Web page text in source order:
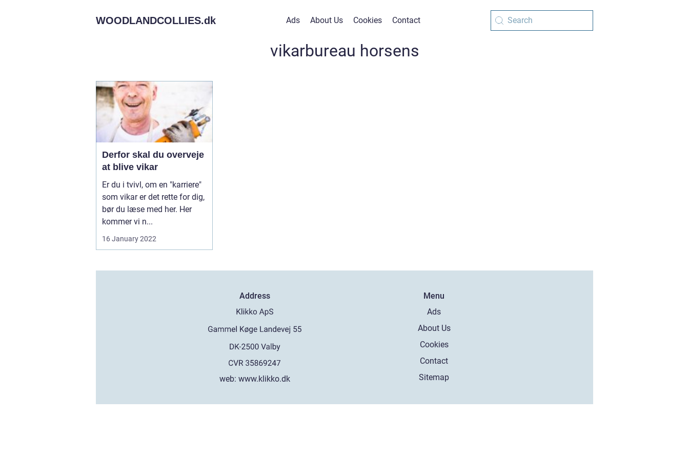
WOODLANDCOLLIES.dk Ads About Us Cookies Contact
vikarbureau horsens
Derfor skal du overveje
at blive vikar
Er du i tvivl, om en "karriere"
som vikar er det rette for dig,
bør du læse med her. Her
kommer vi n...
16 January 2022
Address
web:www.klikko.dk
Menu
Ads
About Us
Cookies
Contact
Sitemap